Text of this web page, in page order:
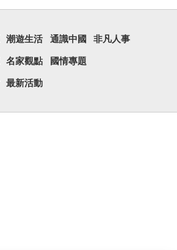
潮遊生活 通識中國 非凡人事
名家觀點 國情專題
最新活動